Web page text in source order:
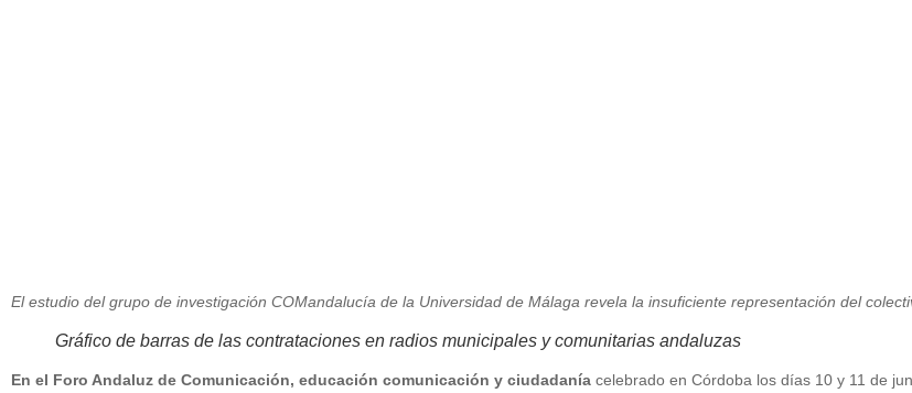
El estudio del grupo de investigación COMandalucía de la Universidad de Málaga revela la insuficiente representación del
Gráfico de barras de las contrataciones en radios municipales y comunitarias andaluzas
En el Foro Andaluz de Comunicación, educación comunicación y ciudadanía celebrado en Córdoba los días 10 y 11 de